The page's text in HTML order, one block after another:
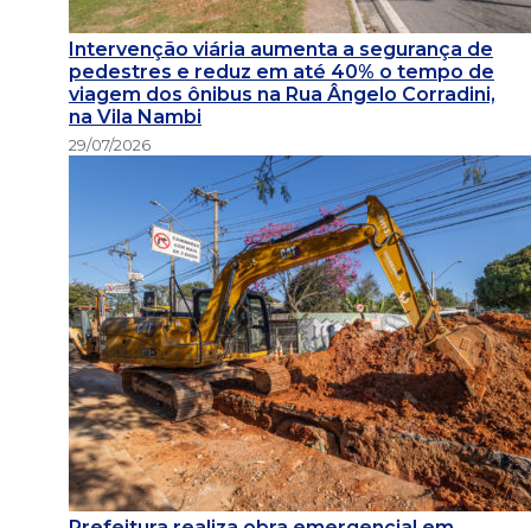
Intervenção viária aumenta a segurança de
pedestres e reduz em até 40% o tempo de
viagem dos ônibus na Rua Ângelo Corradini,
na Vila Nambi
29/07/2026